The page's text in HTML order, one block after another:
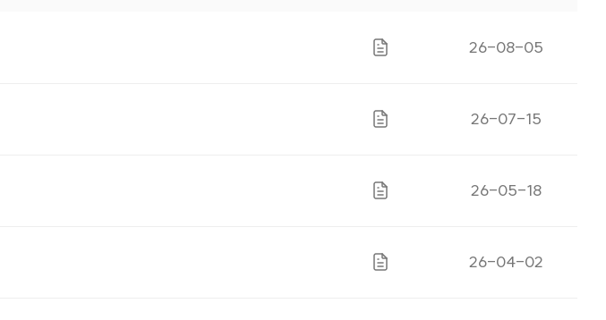
파일있음
게시일자
26-08-05
파일있음
게시일자
26-07-15
파일있음
게시일자
26-05-18
파일있음
게시일자
26-04-02